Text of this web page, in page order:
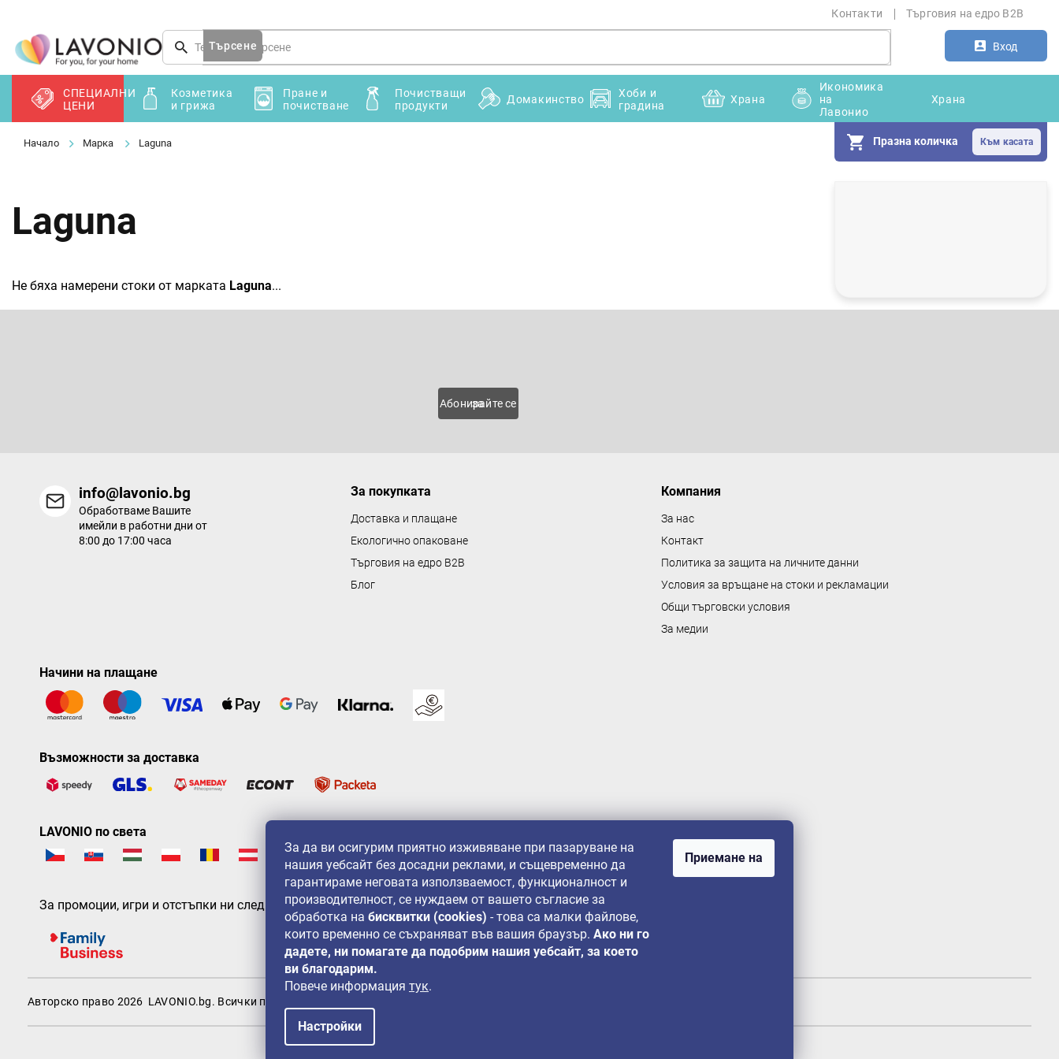
За да ви осигурим приятно изживяване при пазаруване на
нашия уебсайт без досадни реклами, и същевременно да
гарантираме неговата използваемост, функционалност и
производителност, се нуждаем от вашето съгласие за
обработка на бисквитки (cookies) - това са малки файлове,
които временно се съхраняват във вашия браузър. Ако ни го
дадете, ни помагате да подобрим нашия уебсайт, за което
ви благодарим.
Повече информация тук.
Настройки
Приемане на
съдържанието
Контакти Търговия на едро B2B
Вход
Търсене
Празна количка
СПЕЦИАЛНИ
ЦЕНИ
Козметика
и грижа
Пране и
почистване
Почистващи
продукти
Домакинство
Хоби и
градина
Храна
Икономика
на
Лавонио
Храна
Марка Laguna
и
Laguna
Не бяха намерени стоки от марката Laguna...
Абонирайте се за
info@lavonio.bg
Обработваме Вашите
имейли в работни дни от
8:00 до 17:00 часа
За покупката
Доставка и плащане
Екологично опаковане
Търговия на едро B2B
Блог
Компания
За нас
Контакт
Политика за защита на личните данни
Условия за връщане на стоки и рекламации
Общи търговски условия
За медии
Начини на плащане
Възможности за доставка
LAVONIO по света
За промоции, игри и отстъпки ни следвайте на:
Авторско право 2026 LAVONIO.bg. Всички права запазени.